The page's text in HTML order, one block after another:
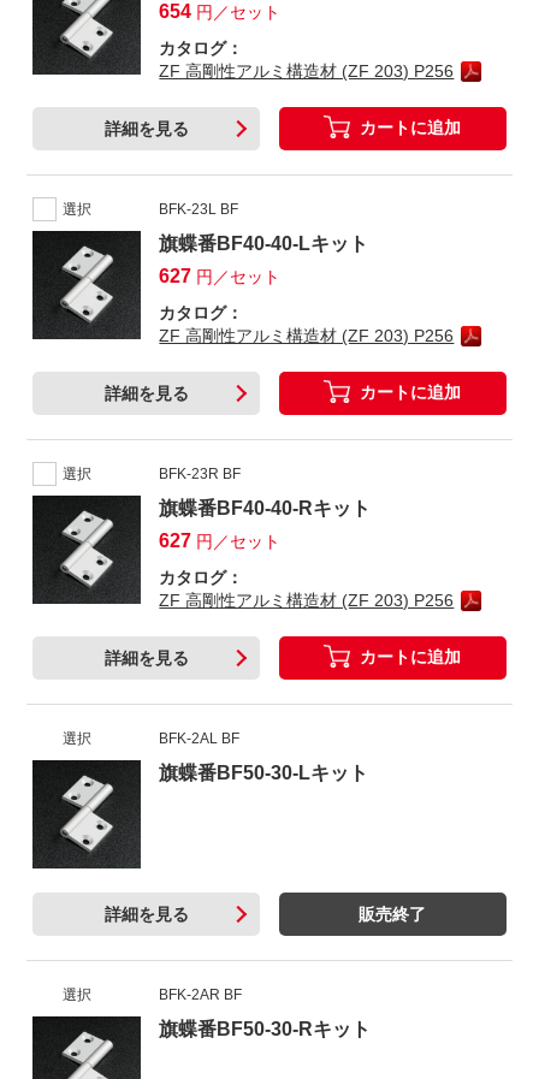
654 円／セット
カタログ：
ZF 高剛性アルミ構造材 (ZF 203) P256
詳細を見る カートに追加
選択 BFK-23L BF
旗蝶番BF40-40-Lキット
627 円／セット
カタログ：
ZF 高剛性アルミ構造材 (ZF 203) P256
詳細を見る カートに追加
選択 BFK-23R BF
旗蝶番BF40-40-Rキット
627 円／セット
カタログ：
ZF 高剛性アルミ構造材 (ZF 203) P256
詳細を見る カートに追加
選択 BFK-2AL BF
旗蝶番BF50-30-Lキット
詳細を見る 販売終了
選択 BFK-2AR BF
旗蝶番BF50-30-Rキット